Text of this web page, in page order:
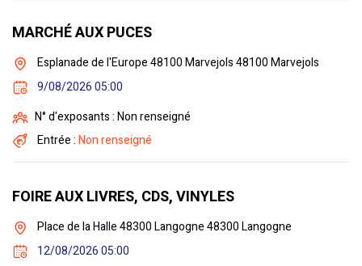
MARCHÉ AUX PUCES
Esplanade de l'Europe 48100 Marvejols 48100 Marvejols
9/08/2026 05:00
N° d'exposants : Non renseigné
Entrée :Non renseigné
FOIRE AUX LIVRES, CDS, VINYLES
Place de la Halle 48300 Langogne 48300 Langogne
12/08/2026 05:00